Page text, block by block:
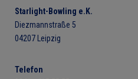
Starlight-Bowling e.K.
Diezmannstraße 5
04207 Leipzig
Telefon